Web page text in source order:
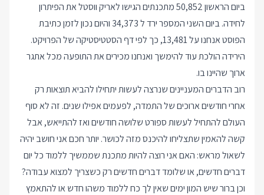
ביום הראשון 50,852 מתכנתים הגישו לאריק ווסטל את
הפיתרון
לחידה
. ביום השני המספר ירד ל 34,373 והיום נכון לזמן כתיבת
הפוסט אנחנו על 13,481, כך לפי
דף הסטטיסטיקהשל הפרויקט.
הירידה הולכת עוד להימשך ואנחנו מכירים את התופעה מכל אתגר
ארוך שהיינו בו.
רוב הדברים המעניינים שנרצה לעשות יתחילו להביא תוצאות רק
אחרי חודשים ארוכים של התמדה, לפעמים אפילו שנים. זה לא סוף
העולם להתחיל לעשות ספורט שלושה חודשים ואז להתייאש, אבל
קשה להאמין שתצליחו להיכנס מזה לכושר. יותר חכם אני חושב יהיה
לשאול מראש: האם אני רוצה להיות מתכנת שממשיך ללמוד כל יום
דברים חדשים, או שלומד דברים חדשים רק כשצריך למצוא עבודה?
וכן ברור שיש המון ימים שאין לך כח ללמוד משהו חדש או להתאמץ